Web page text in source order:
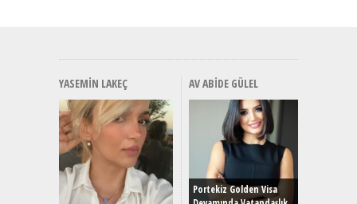
YASEMIN LAKEÇ AV ABIDE GÜLEL
Portekiz Golden Visa